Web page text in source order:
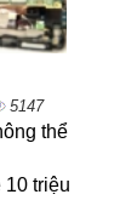
5147
thể
10 triệu